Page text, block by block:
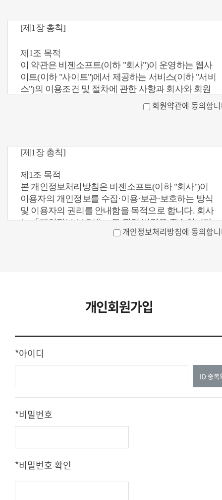
[제1장 총칙]
제1조 목적
이 약관은 비젠소프트(이하 "회사")이 운영하는 웹사
이트(이하 "사이트")에서 제공하는 서비스(이하 "서비
스")의 이용조건 및 절차에 관한 사항과 회사와 회원
의 권리, 의무 및 책임사항 등을 규정함을 목적으로
이 약관에서 사용하는 용어의 정의는 다음과 같습니
가. "회원"이란 본 약관에 동의하고 회사와 서비스 이
용계약을 체결하여 회원 ID를 부여받은 자를 말합니
다.
나. "ID"란 회원의 식별과 서비스 이용을 위하여 회원
이 설정하고 회사가 승인한 문자 또는 숫자의 조합을
문자, 음성, 이미지, 영상 등의 내용물 일체를 말합니
조합으로 이루어진 정보를 말합니다.
(1) 이 약관은 서비스를 이용하고자 하는 모든 회원에
(2) 회사는 합리적인 사유가 발생할 경우 관련 법령에
위배되지 않는 범위 내에서 이 약관을 변경할 수 있습
(3) 회사가 약관을 변경할 경우에는 적용일자 및 변경
사유를 명시하여 현행 약관과 함께 사이트의 초기화
공지합니다. 다만, 회원에게 불리한 약관 변경의 경우
회원약관에 동의합
[제1장 총칙]
제1조 목적
본 개인정보처리방침은 비젠소프트(이하 "회사")이
이용자의 개인정보를 수집·이용·보관·보호하는 방식
및 이용자의 권리를 안내함을 목적으로 합니다. 회사
는 「개인정보 보호법」 등 관련 법령을 준수합니다.
다. 고객 문의·민원 처리
라. 요금 및 환불 정산, 결제 관리
(2) 회사는 민감정보를 별도 동의 없이 처리하지 않습
니다.
제3조 수집하는 개인정보 항목
(1) 필수 수집 항목은 다음과 같습니다.
가. 이름, 생년월일, 성별
나. 로그인 ID, 비밀번호
라. 주소(배송·고객지원 필요 시)
바. 결제 기록(필요 시)
(2) 선택 수집 항목은 다음과 같습니다.
개인정보처리방침에 동의합
개인회원가입
*아이디
ID 중복
*비밀번호
*비밀번호 확인